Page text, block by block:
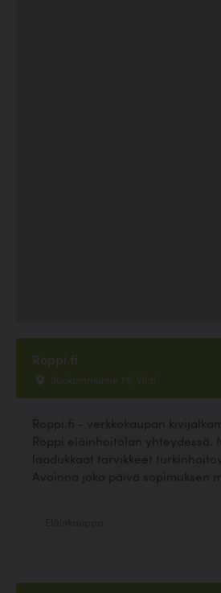
Roppi.fi
Suokummuntie 76, Vihti
Roppi.fi - verkkokaupan
Roppi eläinhoitolan yhteydessä.
laadukkaat tarvikkeet
Avoinna joka päivä sopimuksen